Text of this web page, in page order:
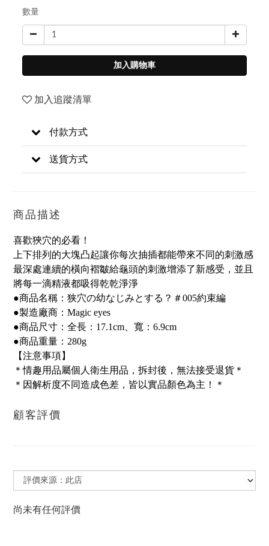
數量
加入購物車
加入追蹤清單
付款方式
送貨方式
商品描述
喜歡狹穴的必看！
上下排列的大塊凸起讓你每次抽插都能帶來不同的刺激感
最深處連續的橫向褶皺給龜頭的刺激增添了新感受，並且
將每一滴精液都吸得乾乾淨淨
●商品名稱：狭穴の幼なじみとする？＃005約束編
●製造廠商：Magic eyes
●商品尺寸：全長：17.1cm、寬：6.9cm
●商品重量：280g
【注意事項】
＊情趣用品屬個人衛生用品，拆封後，無法接受退貨＊
＊因解析度不同造成色差，皆以實品顏色為主！＊
顧客評價
尚未有任何評價